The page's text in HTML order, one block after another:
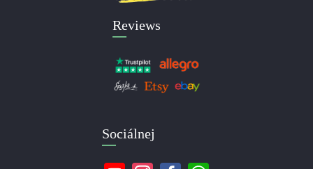
Reviews
Sociálnej